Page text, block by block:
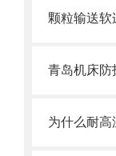
颗粒输送软